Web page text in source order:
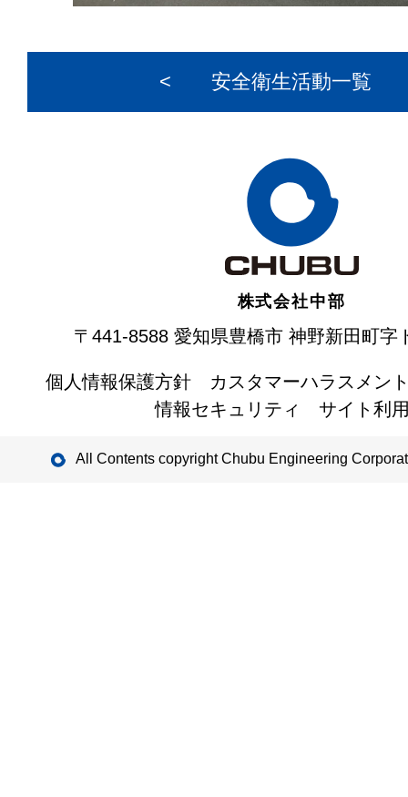
< 安全衛生活動一覧
株式会社中部
〒441-8588 愛知県豊橋市 神野新田町字
個人情報保護方針
カスタマーハラスメン
情報セキュリティ
サイト利
All Contents copyright Chubu Engineering